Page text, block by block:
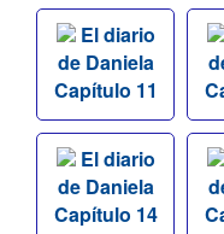
El diario
de Daniela
Capítulo 11
El diario
de Daniela
Capítulo 14